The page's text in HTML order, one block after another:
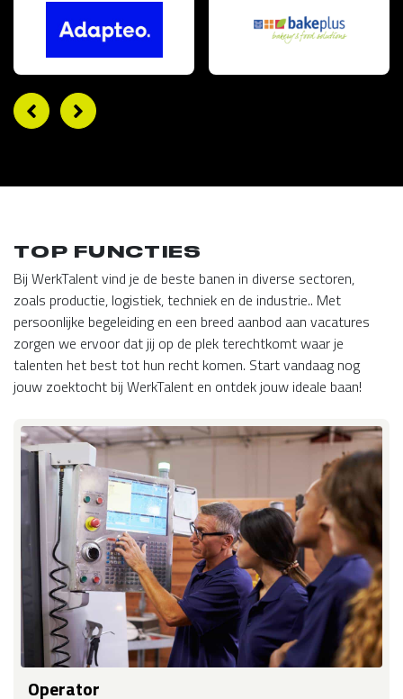
TOP FUNCTIES
Bij WerkTalent vind je de beste banen in diverse sectoren,
zoals productie, logistiek, techniek en de industrie.. Met
persoonlijke begeleiding en een breed aanbod aan vacatures
zorgen we ervoor dat jij op de plek terechtkomt waar je
talenten het best tot hun recht komen. Start vandaag nog
jouw zoektocht bij WerkTalent en ontdek jouw ideale baan!
Operator